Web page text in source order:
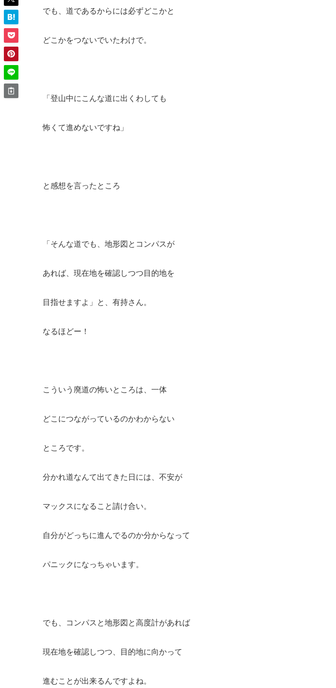
でも、道であるからには必ずどこかと
どこかをつないでいたわけで。
「登山中にこんな道に出くわしても
怖くて進めないですね」
と感想を言ったところ
「そんな道でも、地形図とコンパスが
あれば、現在地を確認しつつ目的地を
目指せますよ」と、有持さん。
なるほどー！
こういう廃道の怖いところは、一体
どこにつながっているのかわからない
ところです。
分かれ道なんて出てきた日には、不安が
マックスになること請け合い。
自分がどっちに進んでるのか分からなって
パニックになっちゃいます。
でも、コンパスと地形図と高度計があれば
現在地を確認しつつ、目的地に向かって
進むことが出来るんですよね。